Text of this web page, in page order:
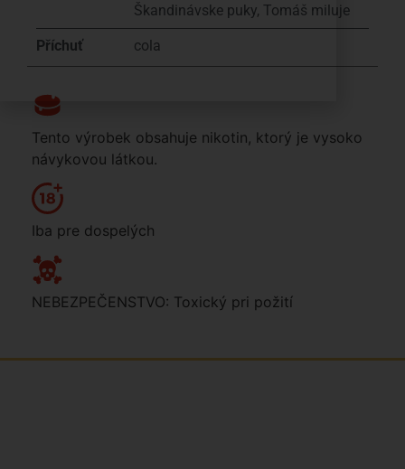
Škandinávske puky, Tomáš miluje
Příchuť cola
Tento výrobek obsahuje nikotin, ktorý je vysoko
návykovou látkou.
Iba pre dospelých
NEBEZPEČENSTVO: Toxický pri požití